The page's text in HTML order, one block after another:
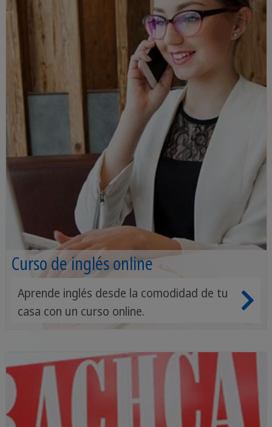
Curso de inglés online
Aprende inglés desde la comodidad de tu
casa con un curso online.